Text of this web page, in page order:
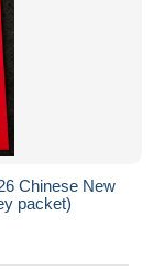
Chinese New
packet)